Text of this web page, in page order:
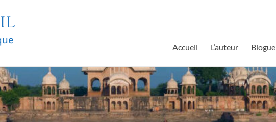
Accueil L’auteur Blogue